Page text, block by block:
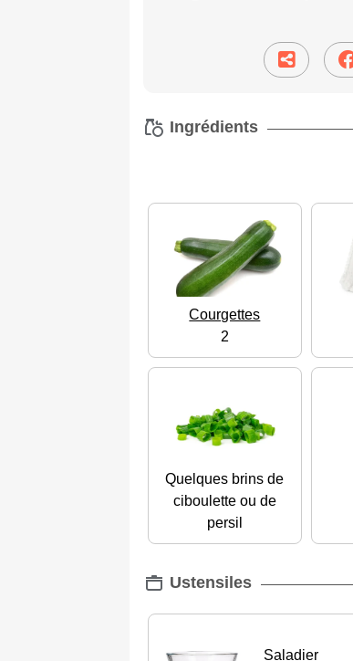
Ingrédients
Courgettes
2
Quelques brins de
ciboulette ou de
persil
Ustensiles
Saladier